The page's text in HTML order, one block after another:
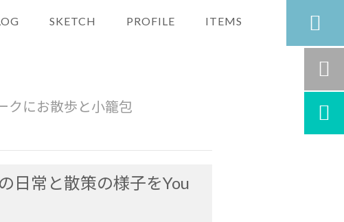
SKETCH PROFILE ITEMS 
クにお散歩と小籠包
日常と散策の様子をYou

